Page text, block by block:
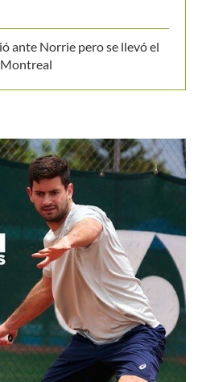
ante Norrie pero se llevó el